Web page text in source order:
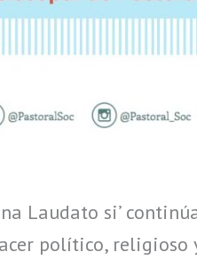
Laudato si’
político,